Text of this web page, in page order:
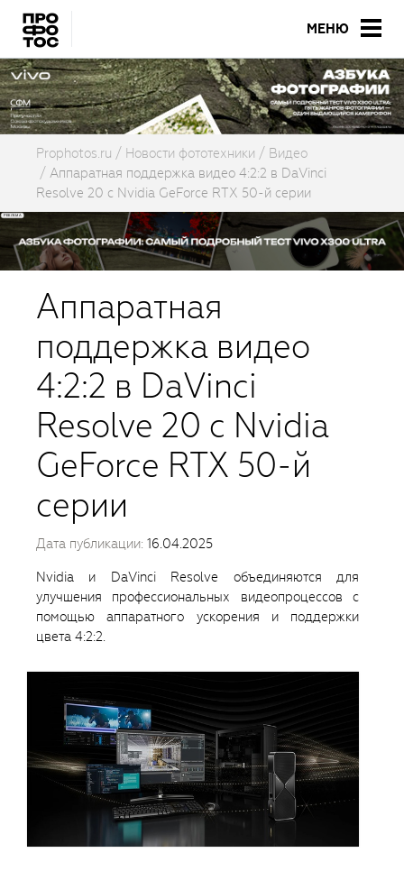
МЕНЮ
Prophotos.ru Новости фототехники
Видео
Аппаратная поддержка видео 4:2:2 в DaVinci
Resolve 20 с Nvidia GeForce RTX 50-й серии
Аппаратная
поддержка видео
4:2:2 в DaVinci
Resolve 20 с Nvidia
GeForce RTX 50-й
серии
Дата публикации: 16.04.2025
Nvidia и DaVinci Resolve объединяются для
улучшения профессиональных видеопроцессов с
помощью аппаратного ускорения и поддержки
цвета 4:2:2.